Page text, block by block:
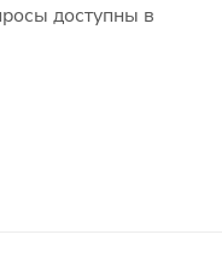
доступны в